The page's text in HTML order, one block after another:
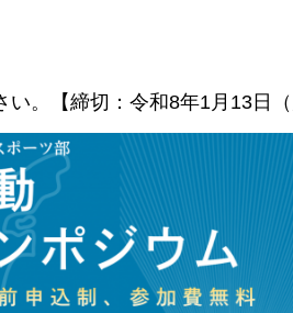
。【締切：令和8年1月13日（